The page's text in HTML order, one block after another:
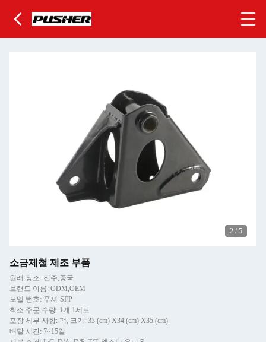
2 / 5
소금제철 제조 부품
원래 장소: 진주,중국
브랜드 이름: ODM,OEM
모델 번호: 푸셔-SFP
최소 주문 수량: 1개 1세트
포장 세부 사항: 팩, 크기: 33 (cm) X34 (cm) X35 (cm)
배달 시간: 7~15일